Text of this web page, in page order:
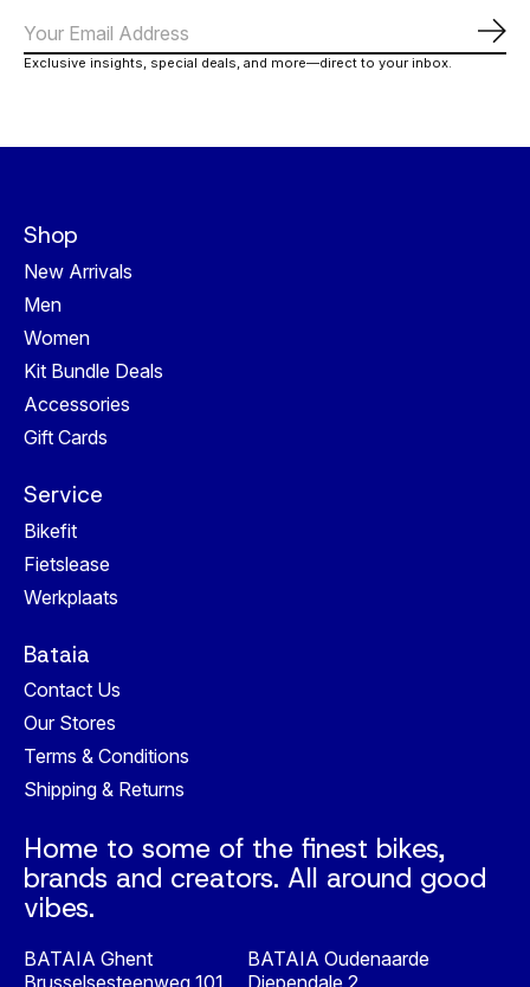
Exclusive insights, special deals, and more—direct to your inbox.
Shop
New Arrivals
Men
Women
Kit Bundle Deals
Accessories
Gift Cards
Service
Bikefit
Fietslease
Werkplaats
Bataia
Contact Us
Our Stores
Terms & Conditions
Shipping & Returns
Home to some of the finest bikes,
brands and creators. All around good
vibes.
BATAIA Ghent
BATAIA Oudenaarde